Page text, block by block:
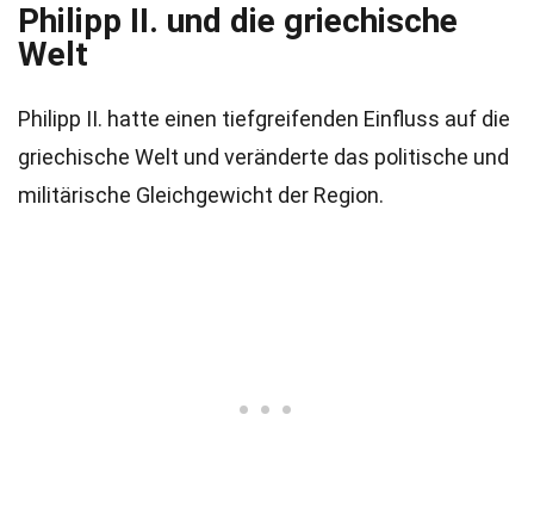
Philipp II. und die griechische
Welt
Philipp II. hatte einen tiefgreifenden Einfluss auf die
griechische Welt und veränderte das politische und
militärische Gleichgewicht der Region.